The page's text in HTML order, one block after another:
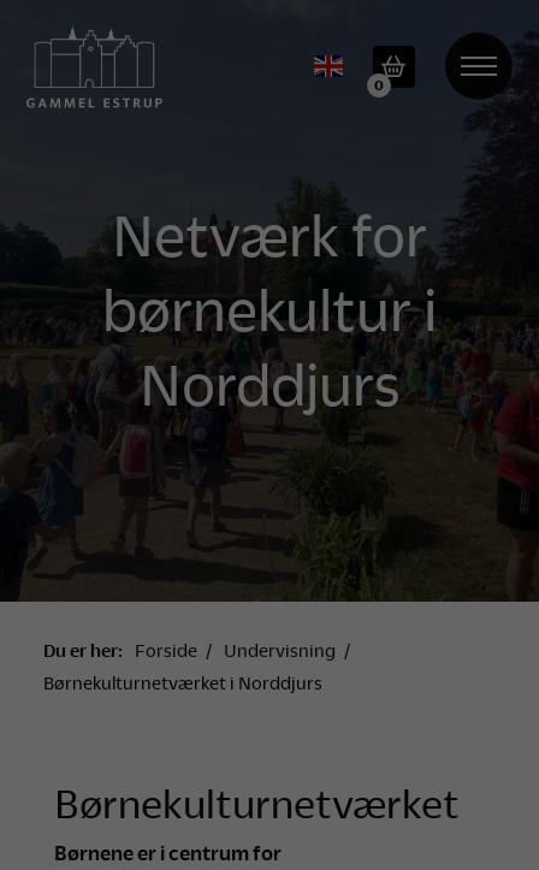
0
Netværk for
børnekultur i
Norddjurs
Du er her: Forside
Undervisning
Børnekulturnetværket i Norddjurs
Børnekulturnetværket
Børnene er i centrum for